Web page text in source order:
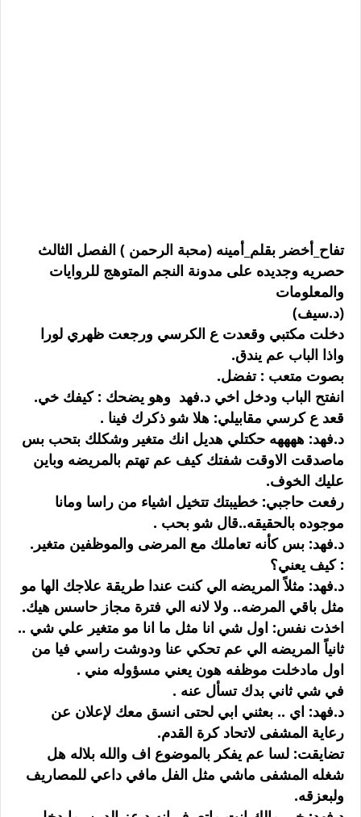
تفاح_أخضر بقلم_أمينه (محبة الرحمن ) الفصل الثالث
حصريه وجديده على مدونة النجم المتوهج للروايات
والمعلومات
(د.سيف)
دخلت مكتبي وقعدت ع الكرسي ورجعت ظهري لورا
واذا الباب عم يندق.
بصوت متعب : تفضل.
انفتح الباب ودخل اخي د.فهد وهو يضحك : كيفك خي.
قعد ع كرسي مقابيلي: هلا شو ذكرك فينا .
د.فهد: ههههه حكتلي هديل انك متغير وشكلك بتحب بس
ماصدقت الاوقت شفتك كيف عم تهتم بالمريضه وباين
عليك الخوف.
رفعت حاجبي: خطيبتك تتخيل اشياء من راسا ومانا
موجوده بالحقيقه..قال شو بحب .
د.فهد: بس كأنه تعاملك مع المرضى والموظفين متغير.
: كيف يعني؟
د.فهد: مثلاً المريضه الي كنت عندا طريقة علاجك الها مو
مثل باقي المرضه.. ولا لانه الي فترة مجاز حاسس هيك.
اخذت نفس: اول شي انا مثل ما انا مو متغير علي شي ..
ثانياً المريضه الي عم تحكي عنا ودوشت راسي فيا من
اول مادخلت موظفه هون يعني مسؤوله مني .
في شي ثاني بدك تسأل عنه .
د.فهد: اي .. بعثني ابي لحتى انسق معك لإعلان عن
رعاية المشفى لاتحاد كرة القدم.
تضايقت: لسا عم يفكر بالموضوع اف والله بلاله هل
شغله المشفى ماشي مثل الفل مافي داعي للمصاريف
ولبعزقه.